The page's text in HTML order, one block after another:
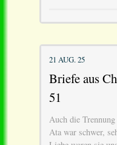
21 AUG. 25
Briefe aus
51
Auch die
Ata war schwer,